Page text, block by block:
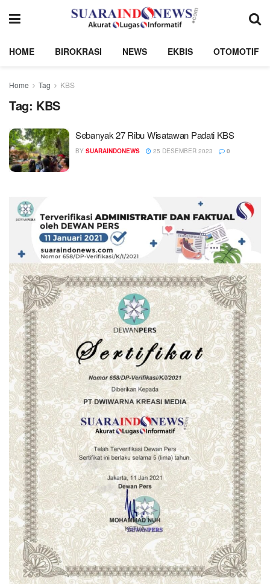
HOME BIROKRASI NEWS EKBIS OTOMOTIF
Home Tag KBS
Tag: KBS
Sebanyak 27 Ribu Wisatawan Padati KBS
BY SUARAINDONEWS 25 DESEMBER 2023 0